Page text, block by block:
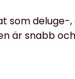
som
är snabb